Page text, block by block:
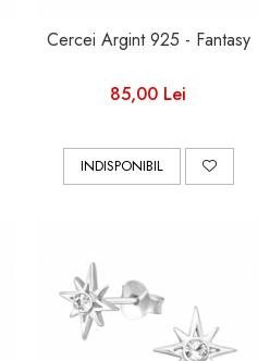
Cercei Argint 925 - Fantasy
85,00 Lei
INDISPONIBIL